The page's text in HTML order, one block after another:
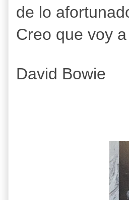
de lo
Creo que voy
David Bowie